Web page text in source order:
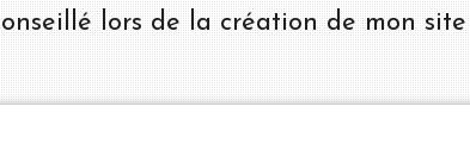
lors de la création de mon